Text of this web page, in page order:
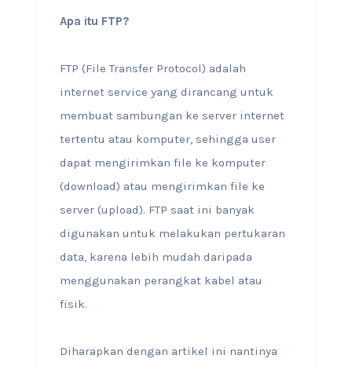
Apa itu FTP?
FTP (File Transfer Protocol) adalah
internet service yang dirancang untuk
membuat sambungan ke server internet
tertentu atau komputer, sehingga user
dapat mengirimkan file ke komputer
(download) atau mengirimkan file ke
server (upload). FTP saat ini banyak
digunakan untuk melakukan pertukaran
data, karena lebih mudah daripada
menggunakan perangkat kabel atau
fisik.
Diharapkan dengan artikel ini nantinya